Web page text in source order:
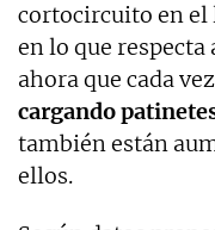
cortocircuito en el
en lo que
ahora que cada
cargando
también están
ellos.